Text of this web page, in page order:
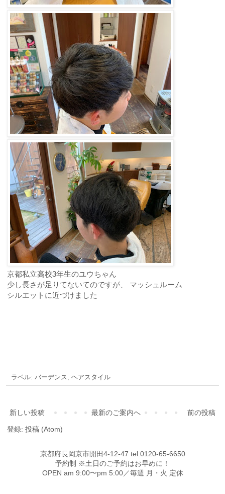
京都私立高校3年生のユウちゃん
少し長さが足りてないてのですが、 マッシュルーム
シルエットに近づけました
ラベル: バーデンス, ヘアスタイル
新しい投稿 前の投稿
最新のご案内へ
登録: 投稿 (Atom)
京都府長岡京市開田4-12-47 tel.0120-65-6650
予約制 ※土日のご予約はお早めに！
OPEN am 9:00〜pm 5:00／毎週 月・火 定休